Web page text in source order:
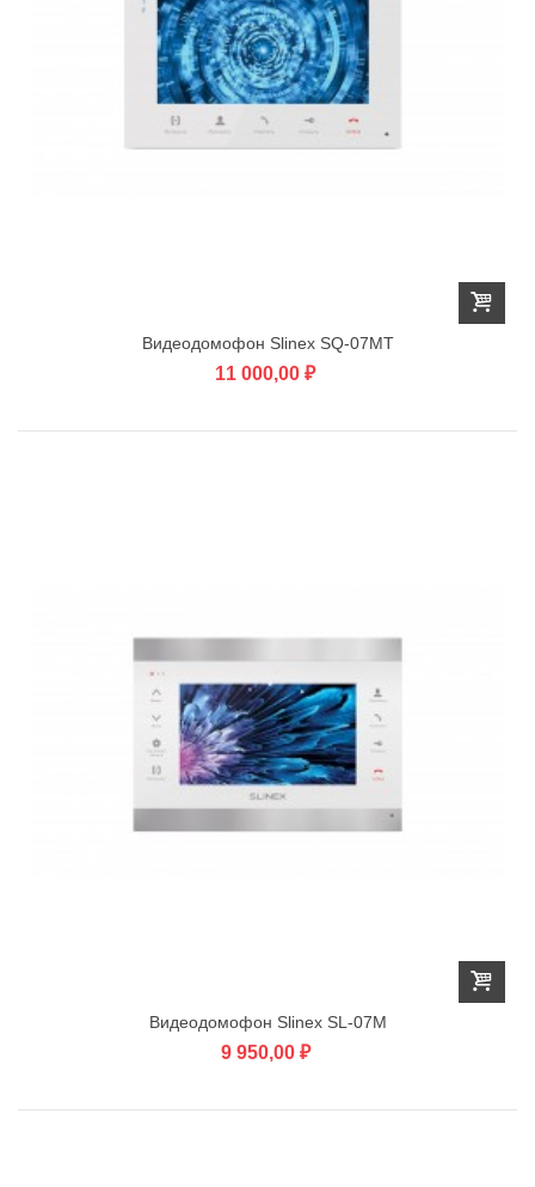
Видеодомофон Slinex SQ-07MT
11 000,00 ₽
Видеодомофон Slinex SL-07M
9 950,00 ₽